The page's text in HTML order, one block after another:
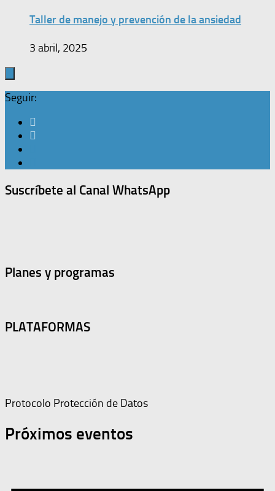
Taller de manejo y prevención de la ansiedad
3 abril, 2025
Seguir:
Suscríbete al Canal WhatsApp
Planes y programas
PLATAFORMAS
Protocolo Protección de Datos
Próximos eventos